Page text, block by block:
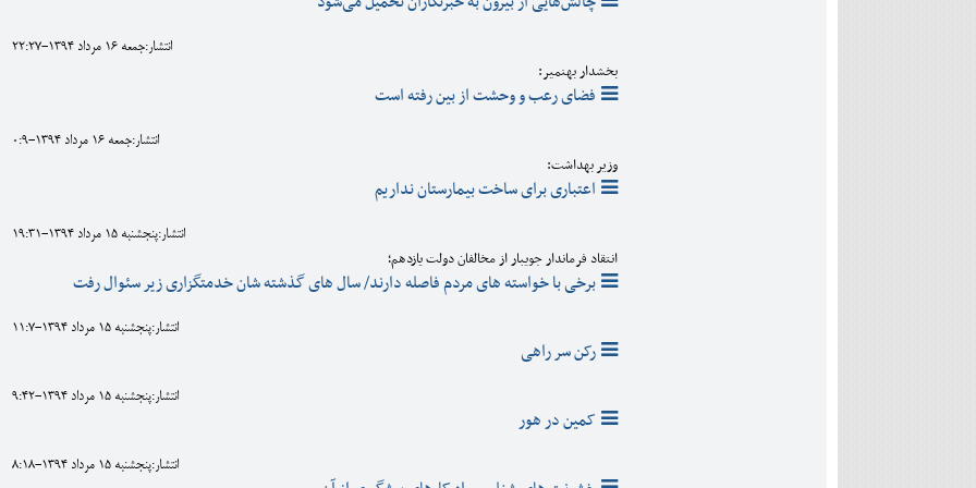
انتشار:جمعه 16 مرداد 1394-22:27
بخشدار بهنمیر:
فضای رعب و وحشت از بین رفته است
انتشار:جمعه 16 مرداد 1394-0:9
وزیر بهداشت:
اعتباری برای ساخت بیمارستان نداریم
انتشار:پنجشنبه 15 مرداد 1394-19:31
انتقاد فرماندار جویبار از مخالفان دولت یازدهم؛
برخی با خواسته های مردم فاصله دارند/ سال های گذشته شان خدمتگزاری زیر سئوال رفت
انتشار:پنجشنبه 15 مرداد 1394-11:7
رکن سر راهی
انتشار:پنجشنبه 15 مرداد 1394-9:42
کمین در هور
انتشار:پنجشنبه 15 مرداد 1394-8:18